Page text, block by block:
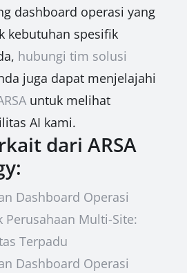
dashboard operasi yang
kebutuhan spesifik
hubungi tim solusi
juga dapat menjelajahi
untuk melihat
AI kami.
dari ARSA
Dashboard Operasi
Perusahaan Multi-Site:
Terpadu
Dashboard Operasi